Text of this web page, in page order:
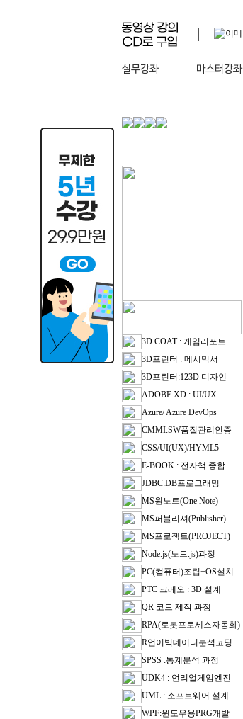
실무강좌 마스터강좌
3D COAT : 게임리포트
3D프린터 : 메시믹서
3D프린터:123D 디자인
ADOBE XD : UI/UX
Azure/ Azure DevOps
CMMI:SW품질관리인증
CSS/UI(UX)/HYML5
E-BOOK : 전자책 종합
JDBC:DB프로그래밍
MS원노트(One Note)
MS퍼블리셔(Publisher)
MS프로젝트(PROJECT)
Node.js(노드.js)과정
PC(컴퓨터)조립+OS설치
PTC 크레오 : 3D 설계
QR 코드 제작 과정
RPA(로봇프로세스자동화)
R언어빅데이터분석코딩
SPSS :통계분석 과정
UDK4 : 언리얼게임엔진
UML : 소프트웨어 설계
WPF:윈도우용PRG개발